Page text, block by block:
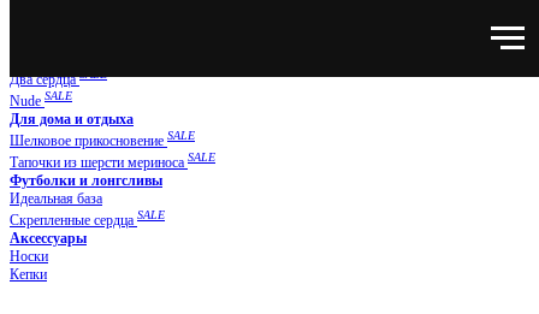
Два сердца
Nude SALE
Для дома и отдыха
Шелковое прикосновение SALE
Тапочки из шерсти мериноса SALE
Футболки и лонгсливы
Идеальная база
Скрепленные сердца SALE
Аксессуары
Носки
Кепки